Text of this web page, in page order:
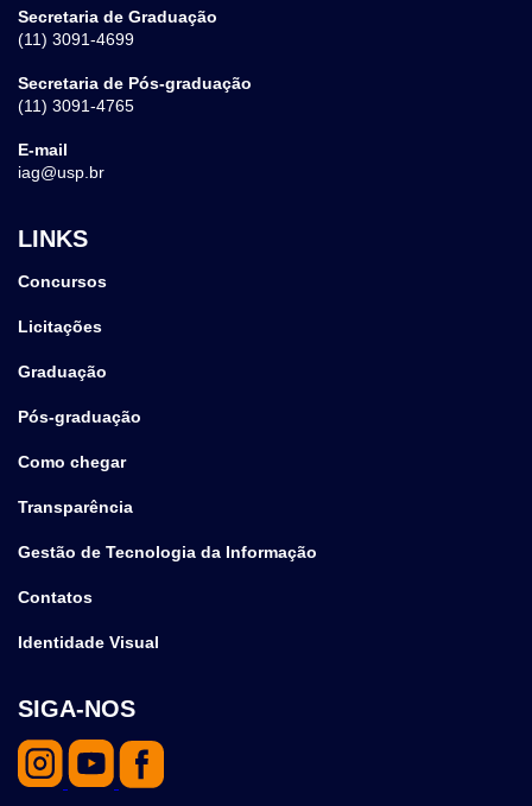
Secretaria de Graduação
(11) 3091-4699
Secretaria de Pós-graduação
(11) 3091-4765
E-mail
iag@usp.br
LINKS
Concursos
Licitações
Graduação
Pós-graduação
Como chegar
Transparência
Gestão de Tecnologia da Informação
Contatos
Identidade Visual
SIGA-NOS